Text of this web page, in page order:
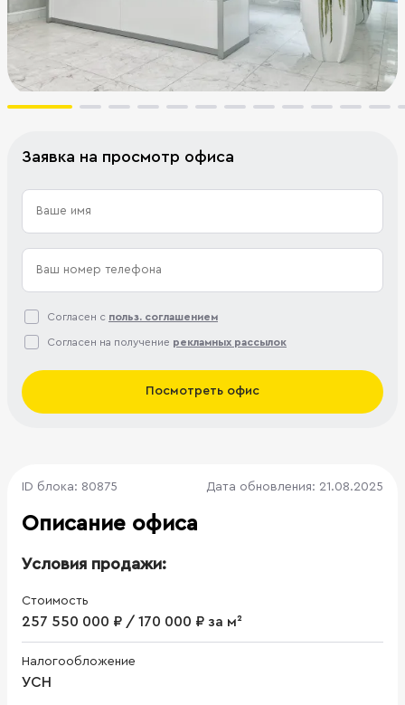
Заявка на просмотр офиса
Согласен с польз. соглашением
Согласен на получение рекламных рассылок
Посмотреть офис
ID блока: 80875 Дата обновления: 21.08.2025
Описание офиса
Условия продажи:
Стоимость
257 550 000 ₽ / 170 000 ₽ за м²
Налогообложение
УСН